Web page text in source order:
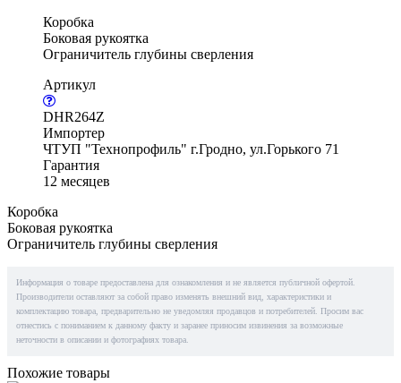
Коробка
Боковая рукоятка
Ограничитель глубины сверления
Артикул
DHR264Z
Импортер
ЧТУП "Технопрофиль" г.Гродно, ул.Горького 71
Гарантия
12 месяцев
Коробка
Боковая рукоятка
Ограничитель глубины сверления
Информация о товаре предоставлена для ознакомления и не является публичной офертой.
Производители оставляют за собой право изменять внешний вид, характеристики и
комплектацию товара, предварительно не уведомляя продавцов и потребителей. Просим вас
отнестись с пониманием к данному факту и заранее приносим извинения за возможные
неточности в описании и фотографиях товара.
Похожие товары